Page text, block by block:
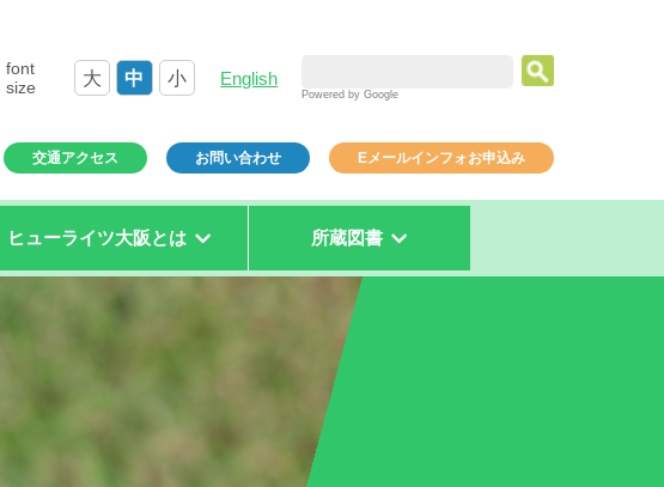
font
size
大 中 小 English
Powered by Google
交通アクセス お問い合わせ Eメールインフォお申込み
ヒューライツ大阪とは 所蔵図書